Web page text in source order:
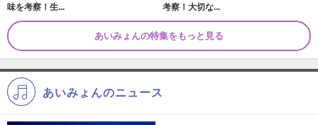
味を考察！生...
考察！大切な...
あいみょんの特集をもっと見る
あいみょんのニュース